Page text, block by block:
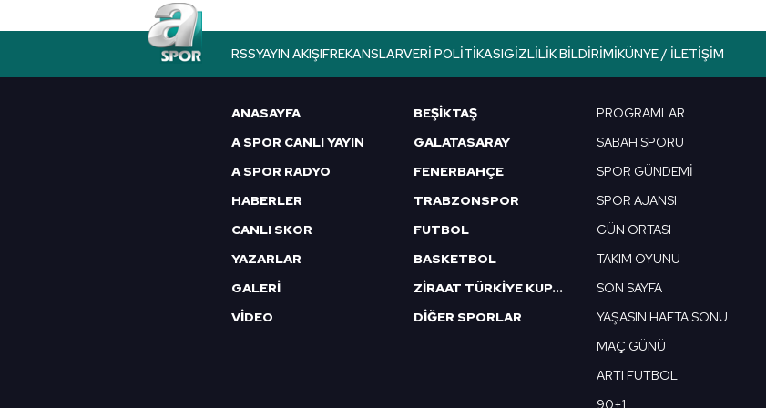
RSSYAYIN AKIŞIFREKANSLARVERI POLITIKASIGIZLILIK BILDIRIMIKÜNYE / İLETIŞIM
ANASAYFA
A SPOR CANLI YAYIN
A SPOR RADYO
HABERLER
CANLI SKOR
YAZARLAR
GALERİ
VİDEO
BEŞİKTAŞ
GALATASARAY
FENERBAHÇE
TRABZONSPOR
FUTBOL
BASKETBOL
ZİRAAT TÜRKİYE KUPASI
DİĞER SPORLAR
PROGRAMLAR
SABAH SPORU
SPOR GÜNDEMİ
SPOR AJANSI
GÜN ORTASI
TAKIM OYUNU
SON SAYFA
YAŞASIN HAFTA SONU
MAÇ GÜNÜ
ARTI FUTBOL
90+1